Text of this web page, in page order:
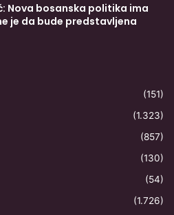
Nova bosanska politika ima
je da bude predstavljena
(151)
(1.323)
(857)
(130)
(54)
(1.726)